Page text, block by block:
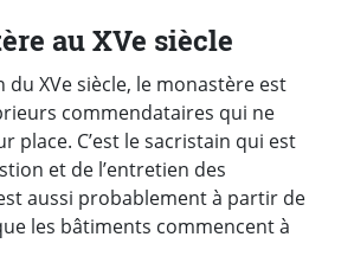
au XVe siècle
du XVe siècle, le monastère est
commendataires qui ne
place. C’est le sacristain qui est
et de l’entretien des
aussi probablement à partir de
les bâtiments commencent à